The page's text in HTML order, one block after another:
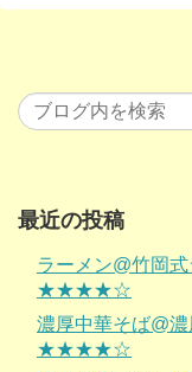
最近の投稿
ラーメン@竹岡
★★★★☆
濃厚中華そば@
★★★★☆